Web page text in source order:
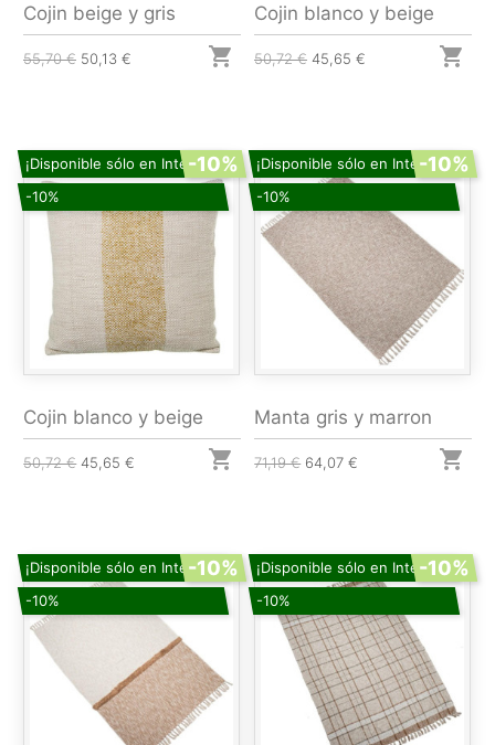
Cojin beige y gris
55,70 € 50,13 € 
Cojin blanco y beige
50,72 € 45,65 € 
¡Disponible sólo en Internet!
-10%
-10%
Cojin blanco y beige
50,72 € 45,65 € 
¡Disponible sólo en Internet!
-10%
-10%
Manta gris y marron
71,19 € 64,07 € 
¡Disponible sólo en Internet!
-10%
-10%
¡Disponible sólo en Internet!
-10%
-10%